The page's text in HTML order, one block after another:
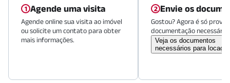
Agende uma visita
Agende online sua visita ao imóvel
ou solicite um contato para obter
mais informações.
Envie os
Gostou? Agora é só
documentação necessária.
Veja os documentos
necessários para